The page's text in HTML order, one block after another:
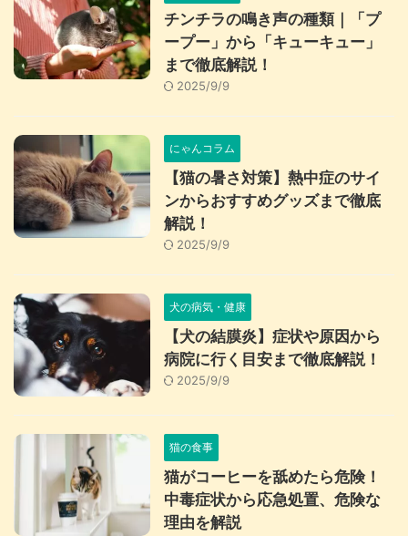
チンチラの鳴き声の種類｜「プ
ープー」から「キューキュー」
まで徹底解説！
2025/9/9
にゃんコラム
【猫の暑さ対策】熱中症のサイ
ンからおすすめグッズまで徹底
解説！
2025/9/9
犬の病気・健康
【犬の結膜炎】症状や原因から
病院に行く目安まで徹底解説！
2025/9/9
猫の食事
猫がコーヒーを舐めたら危険！
中毒症状から応急処置、危険な
理由を解説